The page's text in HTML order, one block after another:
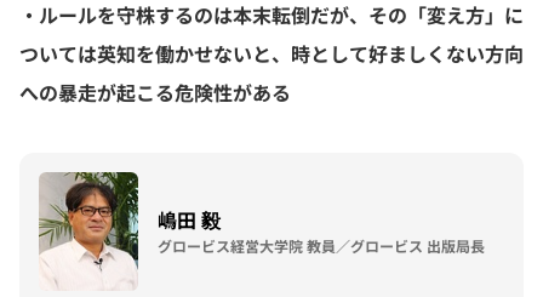
・ルールを守株するのは本末転倒だが、その「変え方」に
ついては英知を働かせないと、時として好ましくない方向
への暴走が起こる危険性がある
嶋田 毅
グロービス経営大学院 教員／グロービス 出版局長